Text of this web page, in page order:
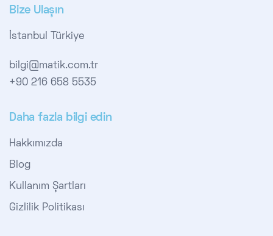
Bize Ulaşın
İstanbul Türkiye
bilgi@matik.com.tr
+90 216 658 5535
Daha fazla bilgi edin
Hakkımızda
Blog
Kullanım Şartları
Gizlilik Politikası